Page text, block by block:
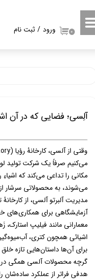
ورود / ثبت نام
حساب کاربری من
۰
آلِسی؛ فضایی که در آن
وقتی از آلسی، کارخانۀ رؤیا (
می‌کنیم صرفاً یک شرکت تولید
مکانی را تداعی می‌کند که اشیاءِ
می‌شوند، به محصولاتی سرشار
مدیریت آلبرتو آلسی، از
آزمایشگاهی برای همکاری‌های
معمارانی مانند فیلیپ استارک،
اشیائی همچون کتری،
برای آن‌ها داستان‌هایی تازه خلق
گرچه محصولات آلسی همگی در
هدفی فراتر از عملکرد ساده‌شان